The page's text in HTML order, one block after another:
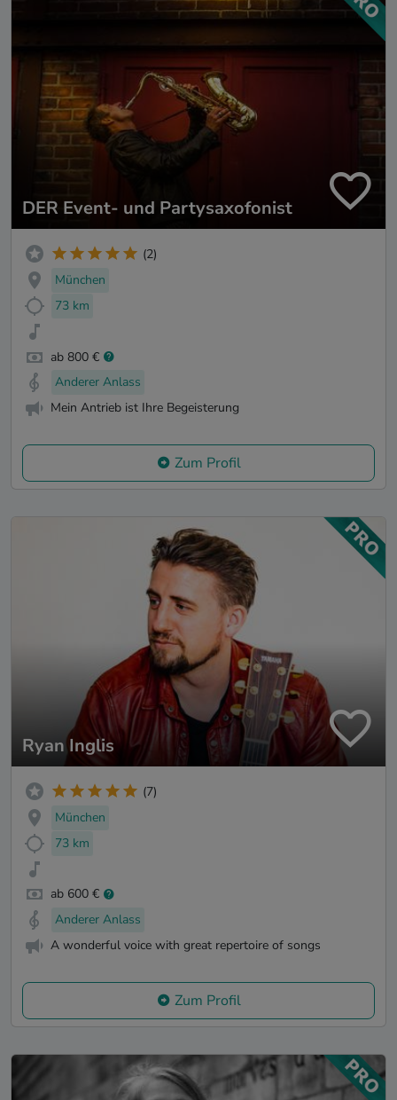
DER Event- und Partysaxofonist
(2)
München
73 km
ab 800 €
Anderer Anlass
Mein Antrieb ist Ihre Begeisterung
Zum Profil
Ryan Inglis
(7)
München
73 km
ab 600 €
Anderer Anlass
A wonderful voice with great repertoire of songs
Zum Profil